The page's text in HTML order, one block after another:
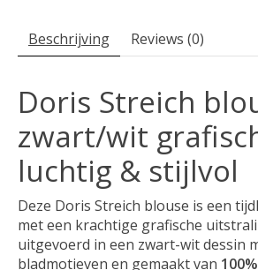
Beschrijving Reviews (0)
Doris Streich
zwart/wit
luchtig & stijlvol
Deze Doris Streich blouse is een
met een krachtige grafische
uitgevoerd in een zwart-wit dessin
bladmotieven en gemaakt van